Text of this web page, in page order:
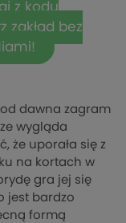
z kodu
zakład bez
dawna zagram
wygląda
że uporała się z
na kortach w
gra jej się
jest bardzo
formą